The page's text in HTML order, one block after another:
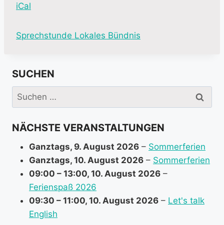
iCal
M
e
i
n
o
Sprechstunde Lokales Bündnis
SUCHEN
Suchen
nach:
NÄCHSTE VERANSTALTUNGEN
Ganztags, 9. August 2026 – Sommerferien
Ganztags, 10. August 2026 – Sommerferien
09:00 – 13:00, 10. August 2026 –
Ferienspaß 2026
09:30 – 11:00, 10. August 2026 – Let's talk
English